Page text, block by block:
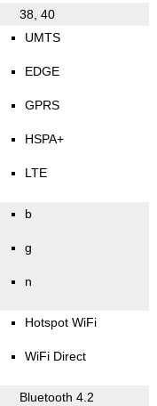
38, 40
UMTS
EDGE
GPRS
HSPA+
LTE
b
g
n
Hotspot WiFi
WiFi Direct
Bluetooth 4.2